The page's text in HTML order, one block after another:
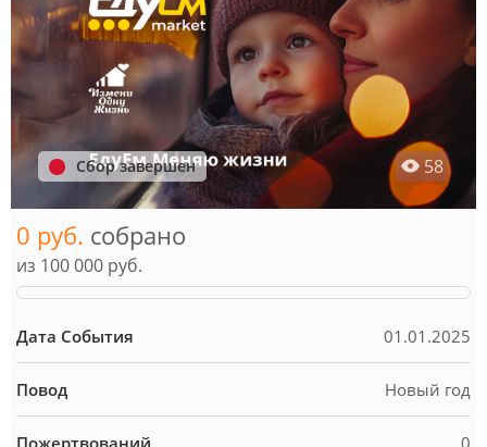
0 руб. собрано
из 100 000 руб.
Дата События 01.01.2025
Повод Новый год
Пожертвований 0
Сбор завершен 58